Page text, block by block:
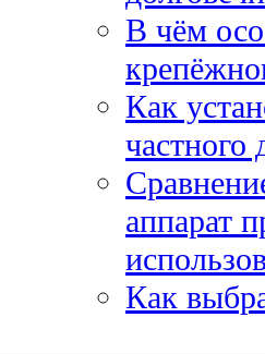
В чём
Как
частного
аппарат
Как